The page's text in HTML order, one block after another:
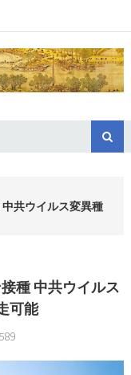
共ウイルス変異種
種 中共ウイルス
可能